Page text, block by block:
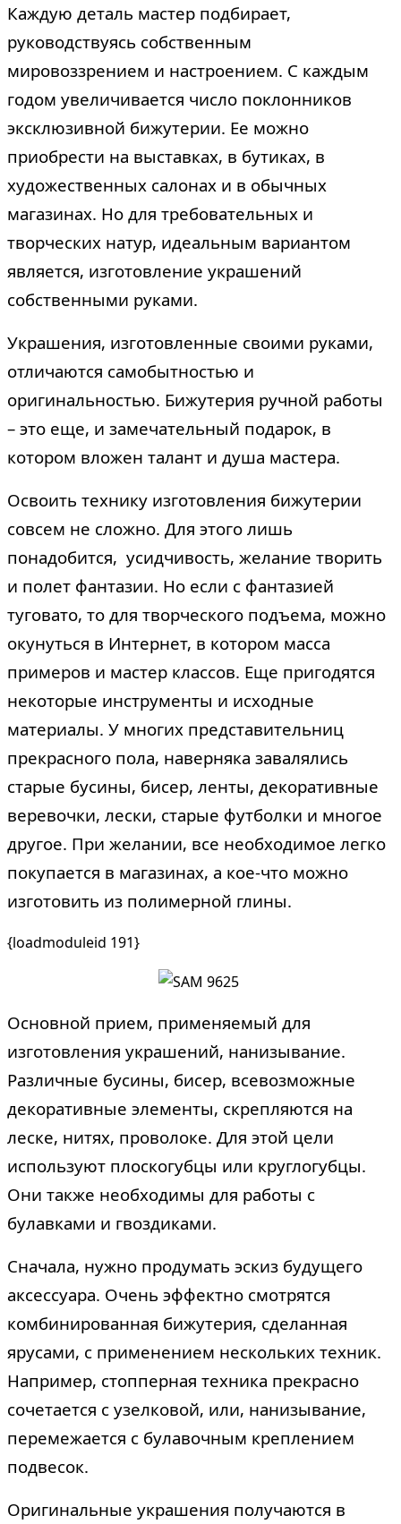
Каждую деталь мастер подбирает,
руководствуясь собственным
мировоззрением и настроением. С каждым
годом увеличивается число поклонников
эксклюзивной бижутерии. Ее можно
приобрести на выставках, в бутиках, в
художественных салонах и в обычных
магазинах. Но для требовательных и
творческих натур, идеальным вариантом
является, изготовление украшений
собственными руками.
Украшения, изготовленные своими руками,
отличаются самобытностью и
оригинальностью. Бижутерия ручной работы
– это еще, и замечательный подарок, в
котором вложен талант и душа мастера.
Освоить технику изготовления бижутерии
совсем не сложно. Для этого лишь
понадобится, усидчивость, желание творить
и полет фантазии. Но если с фантазией
туговато, то для творческого подъема, можно
окунуться в Интернет, в котором масса
примеров и мастер классов. Еще пригодятся
некоторые инструменты и исходные
материалы. У многих представительниц
прекрасного пола, наверняка завалялись
старые бусины, бисер, ленты, декоративные
веревочки, лески, старые футболки и многое
другое. При желании, все необходимое легко
покупается в магазинах, а кое-что можно
изготовить из полимерной глины.
{loadmoduleid 191}
Основной прием, применяемый для
изготовления украшений, нанизывание.
Различные бусины, бисер, всевозможные
декоративные элементы, скрепляются на
леске, нитях, проволоке. Для этой цели
используют плоскогубцы или круглогубцы.
Они также необходимы для работы с
булавками и гвоздиками.
Сначала, нужно продумать эскиз будущего
аксессуара. Очень эффектно смотрятся
комбинированная бижутерия, сделанная
ярусами, с применением нескольких техник.
Например, стопперная техника прекрасно
сочетается с узелковой, или, нанизывание,
перемежается с булавочным креплением
подвесок.
Оригинальные украшения получаются в